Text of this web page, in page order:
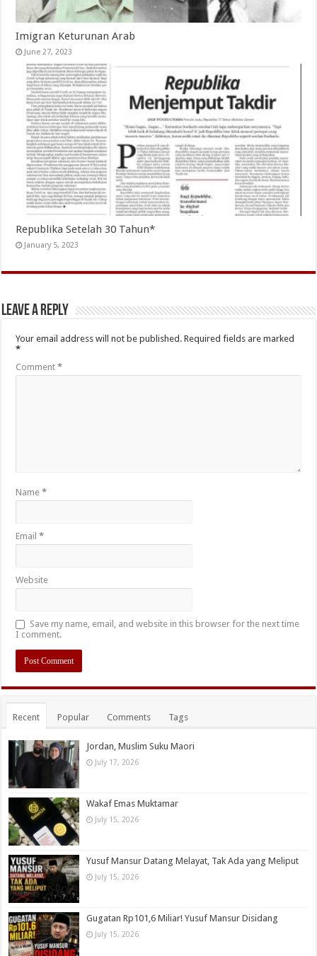
Imigran Keturunan Arab
June 27, 2023
Republika Setelah 30 Tahun*
January 5, 2023
Leave a Reply
Your email address will not be published. Required fields are marked
*
Comment*
Name*
Email*
Website
Save my name, email, and website in this browser for the next time
I comment.
Recent Popular Comments Tags
Jordan, Muslim Suku Maori
July 17, 2026
Wakaf Emas Muktamar
July 15, 2026
Yusuf Mansur Datang Melayat, Tak Ada yang Meliput
July 15, 2026
Gugatan Rp101,6 Miliar! Yusuf Mansur Disidang
July 15, 2026